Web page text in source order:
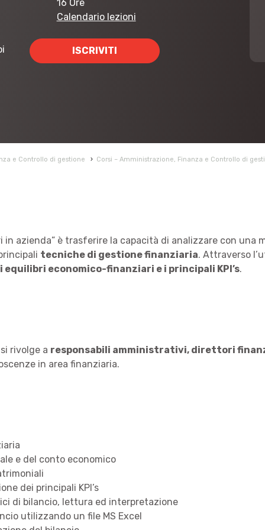
16 Ore
Calendario lezioni
ISCRIVITI
e Controllo di gestione › Corsi – Amministrazione, Finanza e Controllo di
in azienda” è trasferire la capacità di analizzare con una
tecniche di gestione finanziaria. Attraverso
equilibri economico-finanziari e i principali KPI’s.
rivolge a responsabili amministrativi, direttori
in area finanziaria.
e del conto economico
dei principali KPI’s
di bilancio, lettura ed interpretazione
utilizzando un file MS Excel